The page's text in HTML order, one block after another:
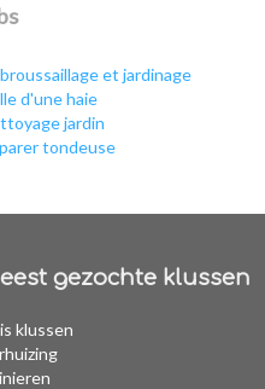
et jardinage
d'une haie
jardin
tondeuse
gezochte klussen
klussen